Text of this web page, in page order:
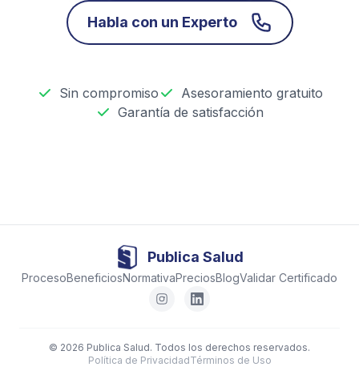
Habla con un Experto
Sin compromiso
Asesoramiento gratuito
Garantía de satisfacción
Publica Salud
ProcesoBeneficiosNormativaPreciosBlogValidar Certificado
© 2026 Publica Salud. Todos los derechos reservados.
Política de PrivacidadTérminos de Uso